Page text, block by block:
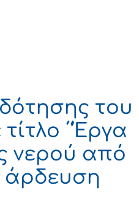
του
΄΄Έργα
νερού από
άρδευση